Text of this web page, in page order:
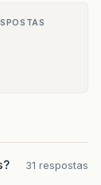
31 respostas